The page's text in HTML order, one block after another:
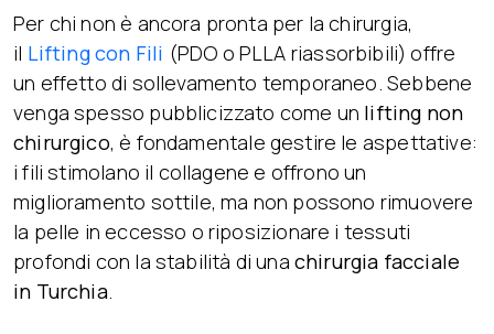
Per chi non è ancora pronta per la chirurgia,
il Lifting con Fili (PDO o PLLA riassorbibili) offre
un effetto di sollevamento temporaneo. Sebbene
venga spesso pubblicizzato come un lifting non
chirurgico, è fondamentale gestire le aspettative:
i fili stimolano il collagene e offrono un
miglioramento sottile, ma non possono rimuovere
la pelle in eccesso o riposizionare i tessuti
profondi con la stabilità di una chirurgia facciale
in Turchia.